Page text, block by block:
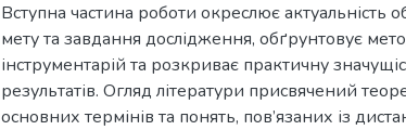
Вступна частина роботи окреслює актуальність
мету та завдання дослідження, обґрунтовує
інструментарій та розкриває практичну
результатів. Огляд літератури присвячений
основних термінів та понять, пов’язаних із